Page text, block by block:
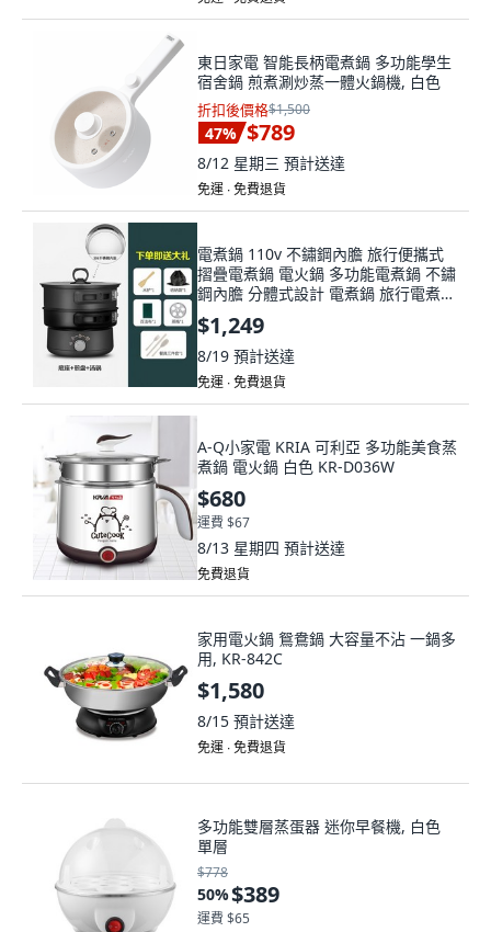
東日家電 智能長柄電煮鍋 多功能學生
宿舍鍋 煎煮涮炒蒸一體火鍋機, 白色
折扣後價格$1,500
47% $789
8/12 星期三 預計送達
免運 ∙ 免費退貨
電煮鍋 110v 不鏽鋼內膽 旅行便攜式
摺疊電煮鍋 電火鍋 多功能電煮鍋 不鏽
鋼內膽 分體式設計 電煮鍋 旅行電煮
鍋, 淺綠色
$1,249
8/19 預計送達
免運 ∙ 免費退貨
A-Q小家電 KRIA 可利亞 多功能美食蒸
煮鍋 電火鍋 白色 KR-D036W
$680
運費 $67
8/13 星期四 預計送達
免費退貨
家用電火鍋 鴛鴦鍋 大容量不沾 一鍋多
用, KR-842C
$1,580
8/15 預計送達
免運 ∙ 免費退貨
多功能雙層蒸蛋器 迷你早餐機, 白色
單層
$778
50%$389
運費 $65